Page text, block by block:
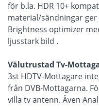
för b.la. HDR 10+
material/sändningar
Brightness optimizer
ljusstark bild .
Välutrustad Tv-
3st HDTV-Mottagare
från DVB-Mottagarna.
villa tv antenn. Även